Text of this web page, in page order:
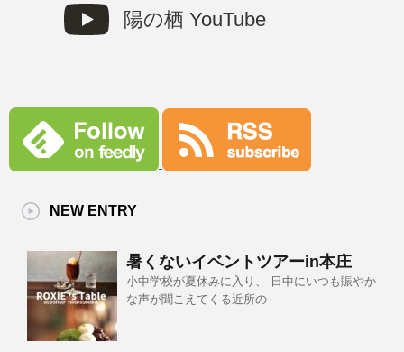
陽の栖 YouTube
NEW ENTRY
暑くないイベントツアーin本庄
小中学校が夏休みに入り、 日中にいつも賑やか
な声が聞こえてくる近所の